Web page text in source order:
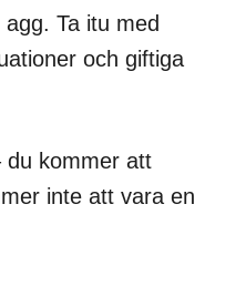
Ta itu med
och giftiga
du kommer att
inte att vara en